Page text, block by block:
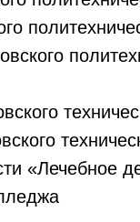
«Лечебное